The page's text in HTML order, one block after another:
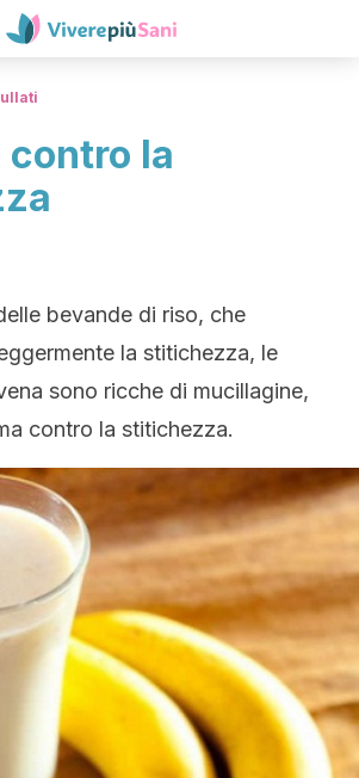
la
bevande di riso, che
la stitichezza, le
sono ricche di mucillagine,
contro la stitichezza.